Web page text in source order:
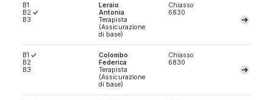
B1
B2
B3
Leraio
Antonia
Terapista
(Assicurazione
di base)
6830
Chiasso
B1
B2
B3
Colombo
Federica
Terapista
(Assicurazione
di base)
6830
Chiasso